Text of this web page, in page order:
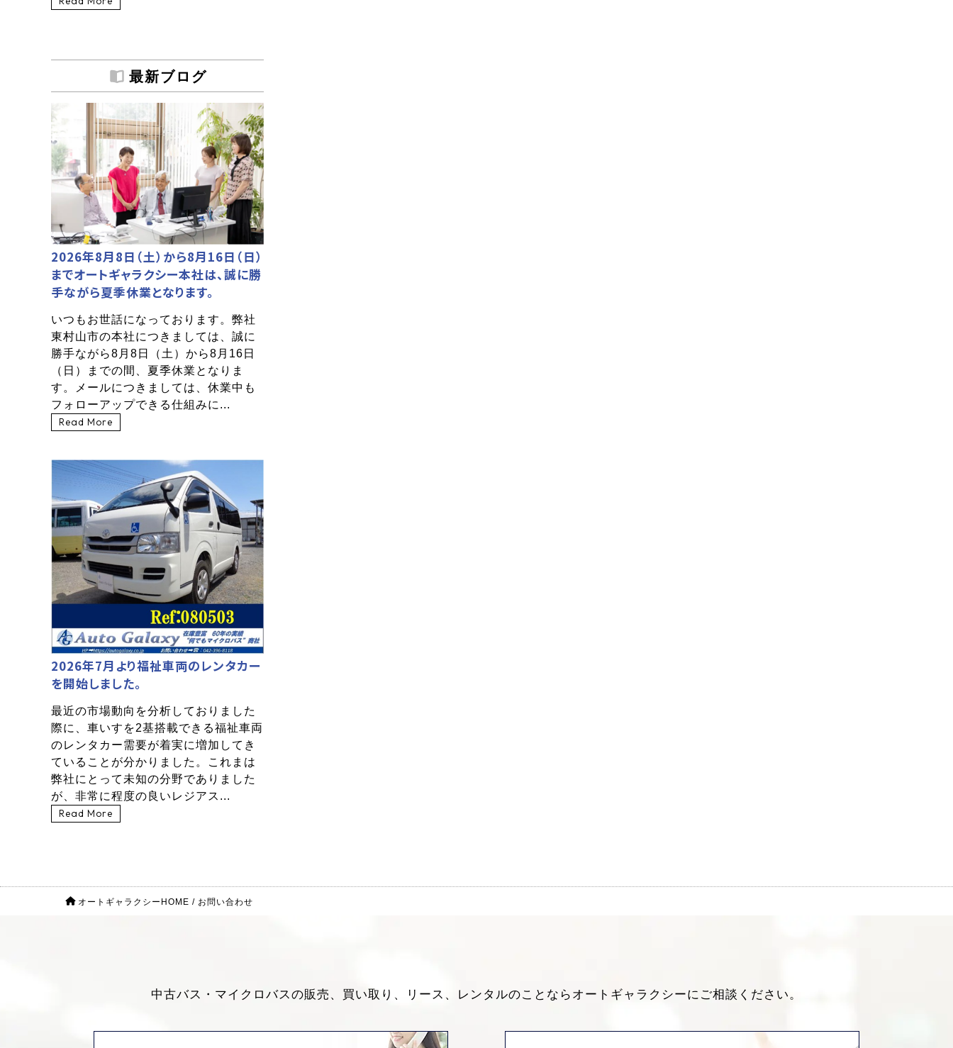
最新ブログ
2026年8月8日（土）から8月16日（日）
までオートギャラクシー本社は、誠に勝
手ながら夏季休業となります。
いつもお世話になっております。弊社
東村山市の本社につきましては、誠に
勝手ながら8月8日（土）から8月16日
（日）までの間、夏季休業となりま
す。メールにつきましては、休業中も
フォローアップできる仕組みに...
Read More
2026年7月より福祉車両のレンタカー
を開始しました。
最近の市場動向を分析しておりました
際に、車いすを2基搭載できる福祉車両
のレンタカー需要が着実に増加してき
ていることが分かりました。これまは
弊社にとって未知の分野でありました
が、非常に程度の良いレジアス...
Read More
オートギャラクシーHOME / お問い合わせ
中古バス・マイクロバスの販売、買い取り、リース、レンタルのことなら オートギャラクシーにご相談ください。